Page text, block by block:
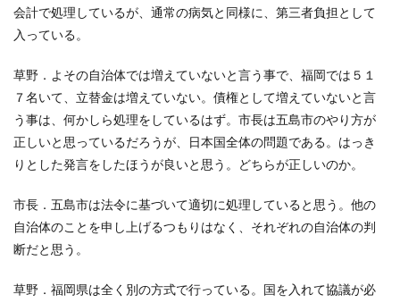
会計で処理しているが、通常の病気と同様に、第三者負担として
入っている。
草野．よその自治体では増えていないと言う事で、福岡では５１
７名いて、立替金は増えていない。債権として増えていないと言
う事は、何かしら処理をしているはず。市長は五島市のやり方が
正しいと思っているだろうが、日本国全体の問題である。はっき
りとした発言をしたほうが良いと思う。どちらが正しいのか。
市長．五島市は法令に基づいて適切に処理していると思う。他の
自治体のことを申し上げるつもりはなく、それぞれの自治体の判
断だと思う。
草野．福岡県は全く別の方式で行っている。国を入れて協議が必